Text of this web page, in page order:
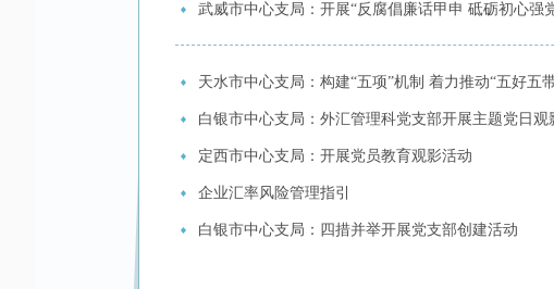
武威市中心支局：开展“反腐倡廉话甲申 砥砺初心强
天水市中心支局：构建“五项”机制 着力推动“五好五
白银市中心支局：外汇管理科党支部开展主题党日观
定西市中心支局：开展党员教育观影活动
企业汇率风险管理指引
白银市中心支局：四措并举开展党支部创建活动